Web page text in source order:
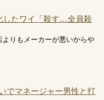
したワイ「殺す…全員殺
りもメーカーが悪いからや
でマネージャー男性と打